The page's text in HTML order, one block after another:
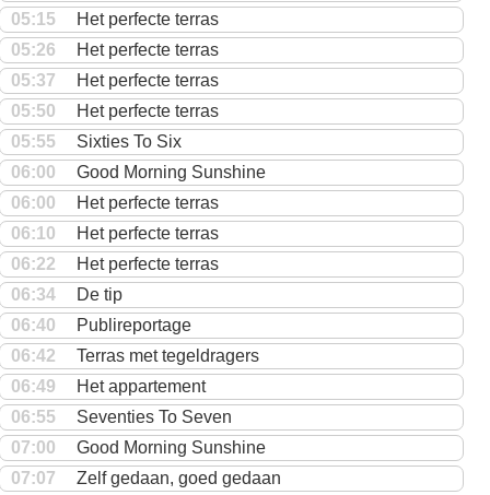
05:15
Het perfecte terras
05:26
Het perfecte terras
05:37
Het perfecte terras
05:50
Het perfecte terras
05:55
Sixties To Six
06:00
Good Morning Sunshine
06:00
Het perfecte terras
06:10
Het perfecte terras
06:22
Het perfecte terras
06:34
De tip
06:40
Publireportage
06:42
Terras met tegeldragers
06:49
Het appartement
06:55
Seventies To Seven
07:00
Good Morning Sunshine
07:07
Zelf gedaan, goed gedaan